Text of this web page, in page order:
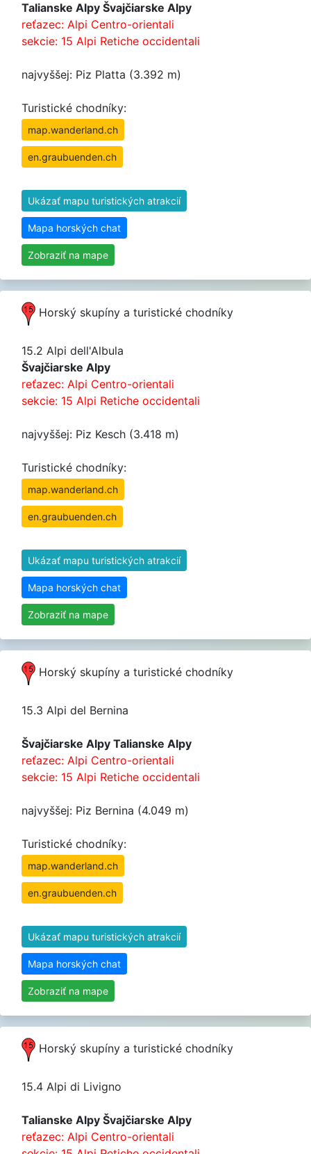
Talianske Alpy Švajčiarske Alpy
reťazec: Alpi Centro-orientali
sekcie: 15 Alpi Retiche occidentali
najvyššej: Piz Platta (3.392 m)
Turistické chodníky:
map.wanderland.ch
en.graubuenden.ch
Ukázať mapu turistických atrakcií
Mapa horských chat
Zobraziť na mape
Horský skupíny a turistické chodníky
15.2 Alpi dell'Albula
Švajčiarske Alpy
reťazec: Alpi Centro-orientali
sekcie: 15 Alpi Retiche occidentali
najvyššej: Piz Kesch (3.418 m)
Turistické chodníky:
map.wanderland.ch
en.graubuenden.ch
Ukázať mapu turistických atrakcií
Mapa horských chat
Zobraziť na mape
Horský skupíny a turistické chodníky
15.3 Alpi del Bernina
Švajčiarske Alpy Talianske Alpy
reťazec: Alpi Centro-orientali
sekcie: 15 Alpi Retiche occidentali
najvyššej: Piz Bernina (4.049 m)
Turistické chodníky:
map.wanderland.ch
en.graubuenden.ch
Ukázať mapu turistických atrakcií
Mapa horských chat
Zobraziť na mape
Horský skupíny a turistické chodníky
15.4 Alpi di Livigno
Talianske Alpy Švajčiarske Alpy
reťazec: Alpi Centro-orientali